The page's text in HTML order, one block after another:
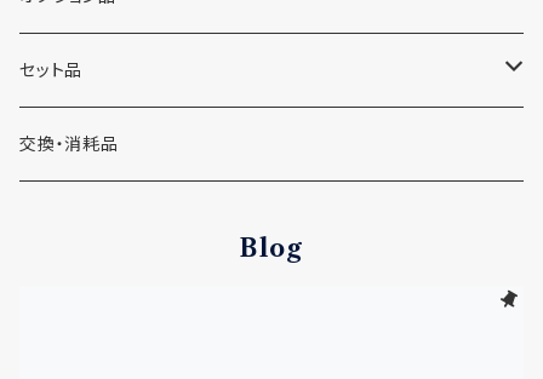
底面フィルター接続ブラケット
ニッソー バイオフィルター用接続ブラケット
スポンジフィルター
セット品
シュワッチ＋ニッソーバイオフィルター＋接続ブラケットセット
交換・消耗品
Blog